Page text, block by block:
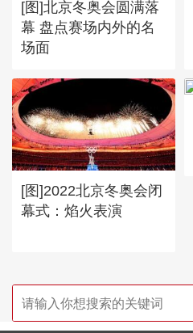
[图]北京冬奥会圆满落
幕 盘点赛场内外的名
场面
[图]2022北京冬奥会闭
幕式：焰火表演